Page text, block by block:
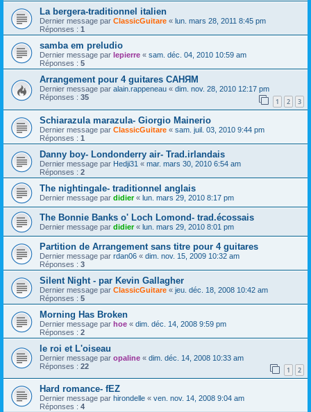
La bergera-traditionnel italien
Dernier message par ClassicGuitare « lun. mars 28, 2011 8:45 pm
Réponses : 1
samba em preludio
Dernier message par lepierre « sam. déc. 04, 2010 10:59 am
Réponses : 5
Arrangement pour 4 guitares САНЯМ
Dernier message par alain.rappeneau « dim. nov. 28, 2010 12:17 pm
Réponses : 35 1 2 3
Schiarazula marazula- Giorgio Mainerio
Dernier message par ClassicGuitare « sam. juil. 03, 2010 9:44 pm
Réponses : 1
Danny boy- Londonderry air- Trad.irlandais
Dernier message par Hedji31 « mar. mars 30, 2010 6:54 am
Réponses : 2
The nightingale- traditionnel anglais
Dernier message par didier« lun. mars 29, 2010 8:17 pm
The Bonnie Banks o' Loch Lomond- trad.écossais
Dernier message par didier« lun. mars 29, 2010 8:01 pm
Partition de Arrangement sans titre pour 4 guitares
Dernier message par rdan06 « dim. nov. 15, 2009 10:32 am
Réponses : 3
Silent Night - par Kevin Gallagher
Dernier message par ClassicGuitare « jeu. déc. 18, 2008 10:42 am
Réponses : 5
Morning Has Broken
Dernier message par hoe « dim. déc. 14, 2008 9:59 pm
Réponses : 2
le roi et L'oiseau
Dernier message par opaline « dim. déc. 14, 2008 10:33 am
Réponses : 22 1 2
Hard romance- fEZ
Dernier message par hirondelle « ven. nov. 14, 2008 9:04 am
Réponses : 4